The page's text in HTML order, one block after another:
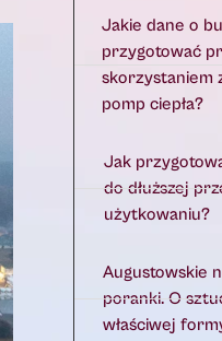
Jakie dane o
przygotować
skorzystaniem
pomp ciepła?
Jak
do dłuższej
użytkowaniu?
Augustowskie
poranki. O
właściwej